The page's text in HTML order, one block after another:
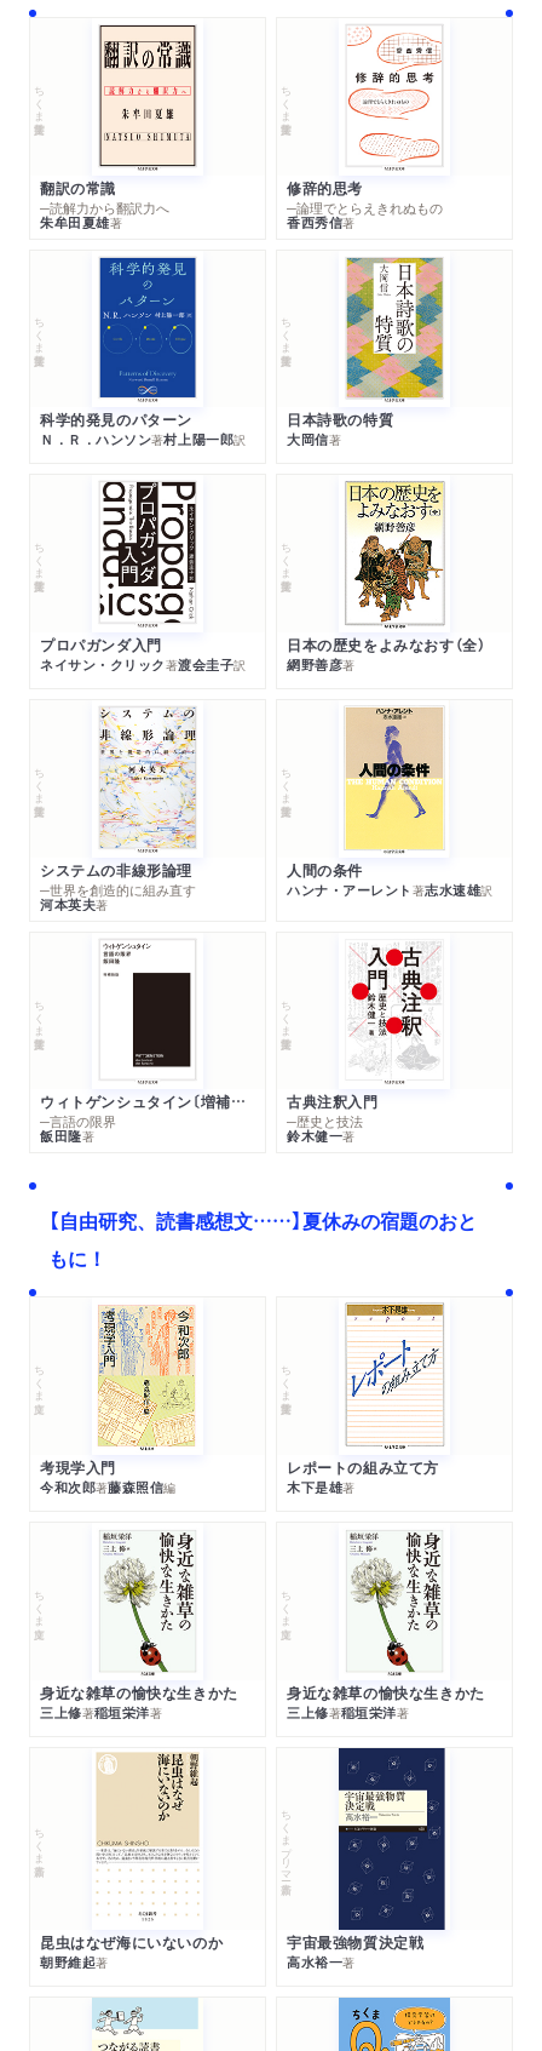
ちくま学芸文庫
翻訳の常識
─読解力から翻訳力へ
朱牟田夏雄著
ちくま学芸文庫
修辞的思考
─論理でとらえきれぬもの
香西秀信著
ちくま学芸文庫
科学的発見のパターン
Ｎ．Ｒ．ハンソン著村上陽一郎訳
ちくま学芸文庫
日本詩歌の特質
大岡信著
ちくま学芸文庫
プロパガンダ入門
ネイサン・クリック著渡会圭子訳
ちくま学芸文庫
日本の歴史をよみなおす（全）
網野善彦著
ちくま学芸文庫
システムの非線形論理
─世界を創造的に組み直す
河本英夫著
ちくま学芸文庫
人間の条件
ハンナ・アーレント 著志水速雄訳
ちくま学芸文庫
ウィトゲンシュタイン〔増補新版〕
─言語の限界
飯田隆著
ちくま学芸文庫
古典注釈入門
─歴史と技法
鈴木健一著
【自由研究、読書感想文……】夏休みの宿題のおと
もに！
ちくま文庫
考現学入門
今和次郎著藤森照信編
ちくま学芸文庫
レポートの組み立て方
木下是雄著
ちくま文庫
身近な雑草の愉快な生きかた
三上修著稲垣栄洋著
ちくま文庫
身近な雑草の愉快な生きかた
三上修著稲垣栄洋著
ちくま新書
昆虫はなぜ海にいないのか
朝野維起著
ちくまプリマー新書
宇宙最強物質決定戦
高水裕一著